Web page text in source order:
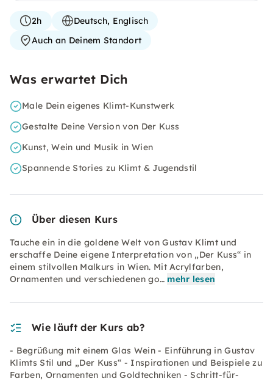
2h
Deutsch, Englisch
Auch an Deinem Standort
Was erwartet Dich
Male Dein eigenes Klimt-Kunstwerk
Gestalte Deine Version von Der Kuss
Kunst, Wein und Musik in Wien
Spannende Stories zu Klimt & Jugendstil
Über diesen Kurs
Tauche ein in die goldene Welt von Gustav Klimt und
erschaffe Deine eigene Interpretation von „Der Kuss“ in
einem stilvollen Malkurs in Wien. Mit Acrylfarben,
Ornamenten und verschiedenen go… mehr lesen
Wie läuft der Kurs ab?
- Begrüßung mit einem Glas Wein - Einführung in Gustav
Klimts Stil und „Der Kuss“ - Inspirationen und Beispiele zu
Farben, Ornamenten und Goldtechniken - Schritt-für-